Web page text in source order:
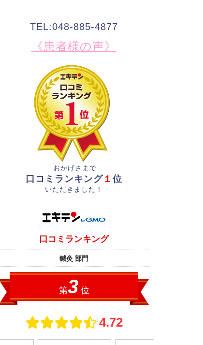
TEL:048-885-4877
《患者様の声》
おかげさまで
口コミランキング１ 位
いただきました！